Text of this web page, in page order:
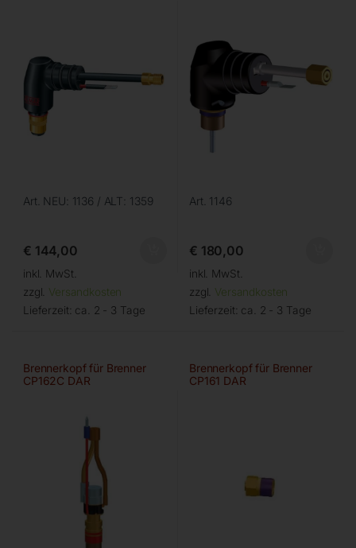
Art. NEU: 1136 / ALT: 1359
€ 144,00
inkl. MwSt.
zzgl. Versandkosten
Lieferzeit: ca. 2 - 3 Tage
Art. 1146
€ 180,00
inkl. MwSt.
zzgl. Versandkosten
Lieferzeit: ca. 2 - 3 Tage
Brennerkopf für Brenner
CP162C DAR
Brennerkopf für Brenner
CP161 DAR